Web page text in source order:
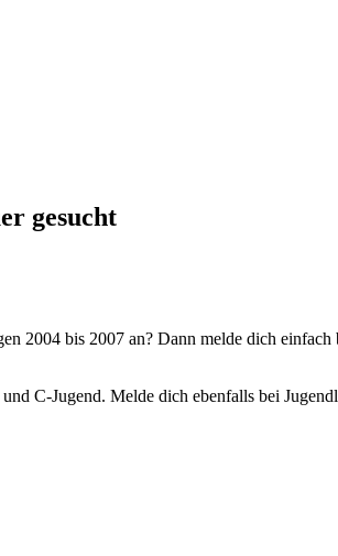
gesucht
2004 bis 2007 an? Dann melde dich
C-Jugend. Melde dich ebenfalls bei